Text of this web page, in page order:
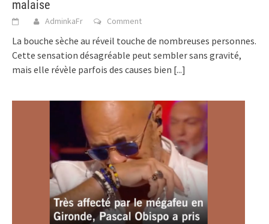
malaise
AdminkaFr Comment
La bouche sèche au réveil touche de nombreuses personnes.
Cette sensation désagréable peut sembler sans gravité,
mais elle révèle parfois des causes bien [...]